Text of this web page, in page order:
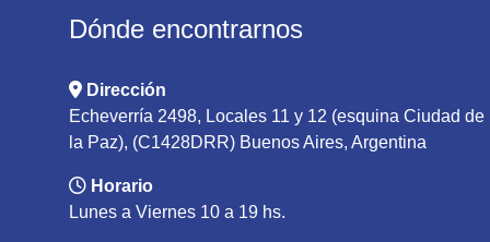
Dónde encontrarnos
Dirección
Echeverría 2498, Locales 11 y 12 (esquina Ciudad de
la Paz), (C1428DRR) Buenos Aires, Argentina
Horario
Lunes a Viernes 10 a 19 hs.